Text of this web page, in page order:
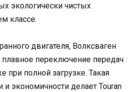
экологически чистых
классе.
двигателя, Волксваген
плавное переключение передач
при полной загрузке. Такая
и экономичности делает Touran